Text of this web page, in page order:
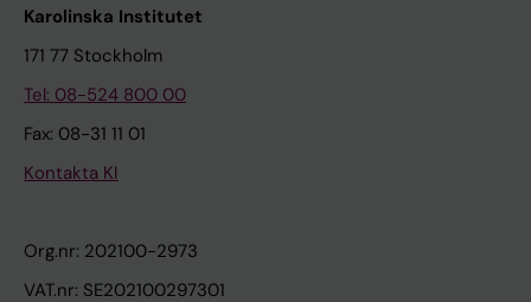
Karolinska Institutet
171 77 Stockholm
Tel: 08-524 800 00
Fax: 08-31 11 01
Kontakta KI
Org.nr: 202100-2973
VAT.nr: SE202100297301